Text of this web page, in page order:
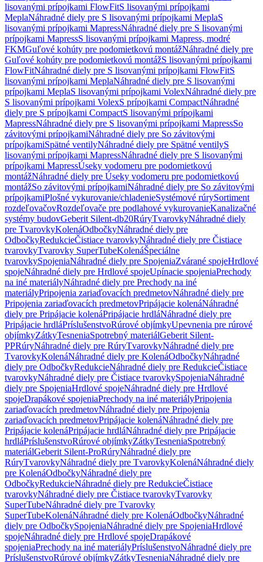
lisovanými prípojkami FlowFitS lisovanými prípojkami
MeplaNáhradné diely pre S lisovanými prípojkami MeplaS
lisovanými prípojkami MapressNáhradné diely pre S lisovanými
prípojkami MapressS lisovanými prípojkami Mapress, modré
FKMGuľové kohúty pre podomietkovú montážNáhradné diely pre
Guľové kohúty pre podomietkovú montážS lisovanými prípojkami
FlowFitNáhradné diely pre S lisovanými prípojkami FlowFitS
lisovanými prípojkami MeplaNáhradné diely pre S lisovanými
prípojkami MeplaS lisovanými prípojkami VolexNáhradné diely pre
S lisovanými prípojkami VolexS prípojkami CompactNáhradné
diely pre S prípojkami CompactS lisovanými prípojkami
MapressNáhradné diely pre S lisovanými prípojkami MapressSo
závitovými prípojkamiNáhradné diely pre So závitovými
prípojkamiSpätné ventilyNáhradné diely pre Spätné ventilyS
lisovanými prípojkami MapressNáhradné diely pre S lisovanými
prípojkami MapressÚseky vodomeru pre podomietkovú
montážNáhradné diely pre Úseky vodomeru pre podomietkovú
montážSo závitovými prípojkamiNáhradné diely pre So závitovými
prípojkamiPlošné vykurovanie/chladenieSystémové rúrySortiment
rozdeľovačovRozdeľovače pre podlahové vykurovanieKanalizačné
systémy budovGeberit Silent-db20RúryTvarovkyNáhradné diely
pre TvarovkyKolenáOdbočkyNáhradné diely pre
OdbočkyRedukcieČistiace tvarovkyNáhradné diely pre Čistiace
tvarovkyTvarovky SuperTubeKolenáŠpeciálne
tvarovkySpojeniaNáhradné diely pre SpojeniaZvárané spojeHrdlové
spojeNáhradné diely pre Hrdlové spojeUpínacie spojeniaPrechody
na iné materiályNáhradné diely pre Prechody na iné
materiályPripojenia zariaďovacích predmetovNáhradné diely pre
Pripojenia zariaďovacích predmetovPripájacie kolenáNáhradné
diely pre Pripájacie kolenáPripájacie hrdláNáhradné diely pre
Pripájacie hrdláPríslušenstvoRúrové objímkyUpevnenia pre rúrové
objímkyZátkyTesneniaSpotrebný materiálGeberit Silent-
PPRúryNáhradné diely pre RúryTvarovkyNáhradné diely pre
TvarovkyKolenáNáhradné diely pre KolenáOdbočkyNáhradné
diely pre OdbočkyRedukcieNáhradné diely pre RedukcieČistiace
tvarovkyNáhradné diely pre Čistiace tvarovkySpojeniaNáhradné
diely pre SpojeniaHrdlové spojeNáhradné diely pre Hrdlové
spojeDrapákové spojeniaPrechody na iné materiályPripojenia
zariaďovacích predmetovNáhradné diely pre Pripojenia
zariaďovacích predmetovPripájacie kolenáNáhradné diely pre
Pripájacie kolenáPripájacie hrdláNáhradné diely pre Pripájacie
hrdláPríslušenstvoRúrové objímkyZátkyTesneniaSpotrebný
materiálGeberit Silent-ProRúryNáhradné diely pre
RúryTvarovkyNáhradné diely pre TvarovkyKolenáNáhradné diely
pre KolenáOdbočkyNáhradné diely pre
OdbočkyRedukcieNáhradné diely pre RedukcieČistiace
tvarovkyNáhradné diely pre Čistiace tvarovkyTvarovky
SuperTubeNáhradné diely pre Tvarovky
SuperTubeKolenáNáhradné diely pre KolenáOdbočkyNáhradné
diely pre OdbočkySpojeniaNáhradné diely pre SpojeniaHrdlové
spojeNáhradné diely pre Hrdlové spojeDrapákové
spojeniaPrechody na iné materiályPríslušenstvoNáhradné diely pre
PríslušenstvoRúrové objímkyZátkyTesneniaNáhradné diely pre